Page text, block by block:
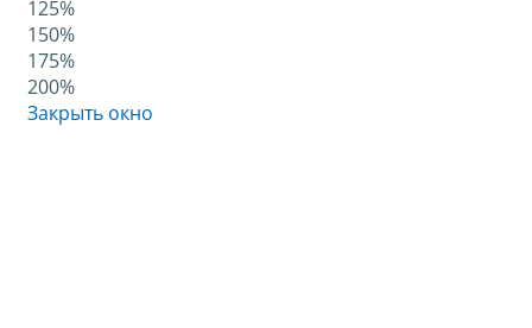
125%
150%
175%
200%
Закрыть окно